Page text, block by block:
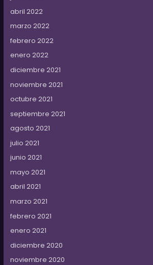
abril 2022
marzo 2022
febrero 2022
enero 2022
diciembre 2021
noviembre 2021
octubre 2021
septiembre 2021
agosto 2021
julio 2021
junio 2021
mayo 2021
abril 2021
marzo 2021
febrero 2021
enero 2021
diciembre 2020
noviembre 2020